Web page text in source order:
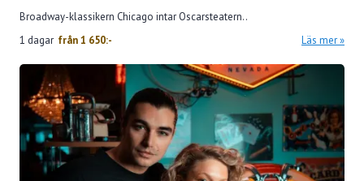
Broadway-klassikern Chicago intar Oscarsteatern..
1 dagar från1 650:- Läs mer